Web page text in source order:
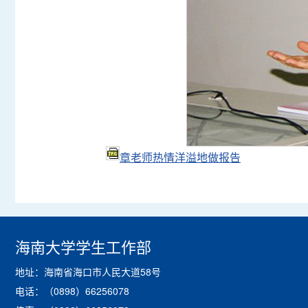
章老师热情洋溢地做报告
海南大学学生工作部
地址：海南省海口市人民大道58号
电话：（0898）66256078